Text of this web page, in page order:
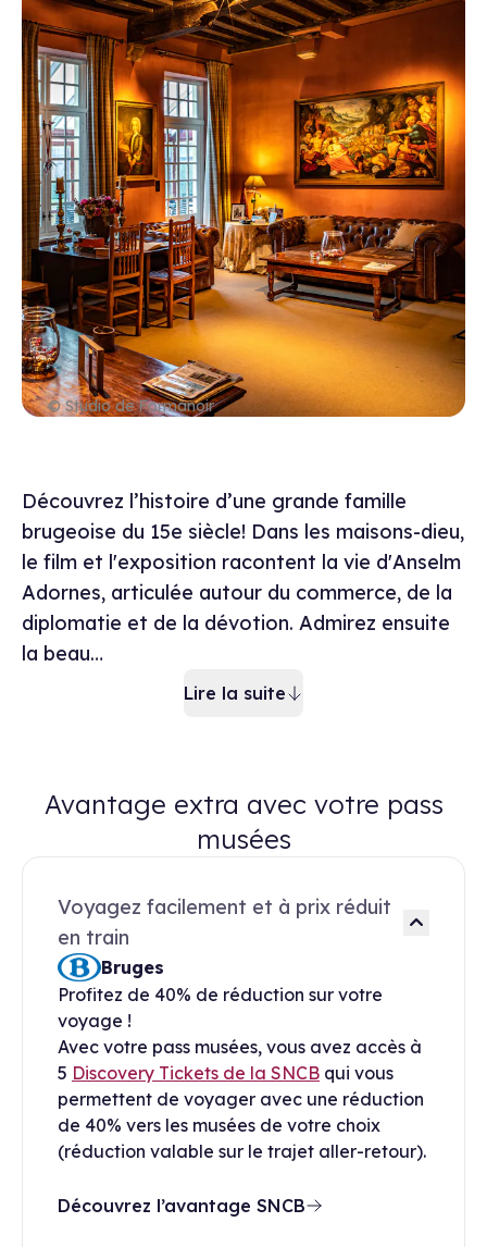
© Studio de Formanoir
Description du
Découvrez l’histoire d’une grande famille
brugeoise du 15e siècle! Dans les maisons-dieu,
le film et l'exposition racontent la vie d'Anselm
Adornes, articulée autour du commerce, de la
diplomatie et de la dévotion. Admirez ensuite
la beau…
Lire la suite
Avantage extra avec votre pass
musées
Voyagez facilement et à prix réduit
en train
Bruges
Profitez de 40% de réduction sur votre
voyage !
Avec votre pass musées, vous avez accès à
5 Discovery Tickets de la SNCB qui vous
permettent de voyager avec une réduction
de 40% vers les musées de votre choix
(réduction valable sur le trajet aller-retour).
Découvrez l’avantage SNCB